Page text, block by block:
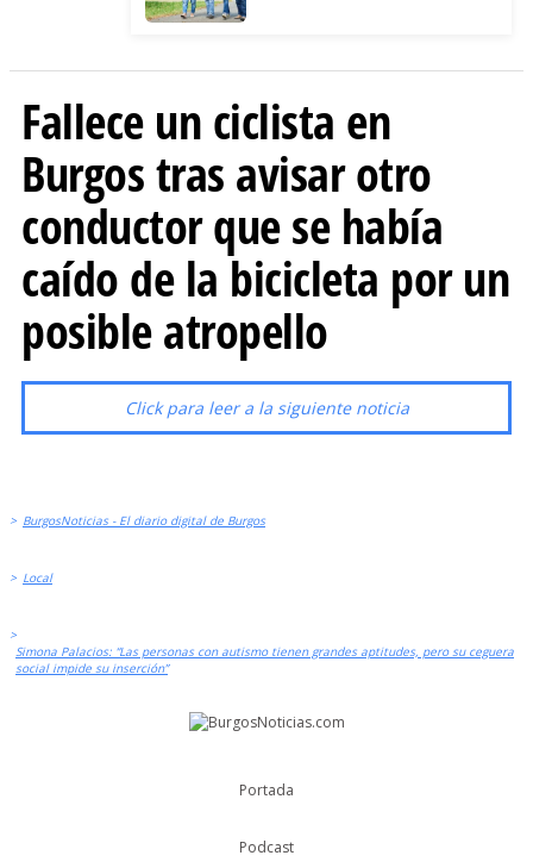
Fallece un ciclista en
Burgos tras avisar otro
conductor que se había
caído de la bicicleta por un
posible atropello
Click para leer a la siguiente noticia
> BurgosNoticias - El diario digital de Burgos
> Local
>
Simona Palacios: “Las personas con autismo tienen grandes aptitudes, pero su ceguera
social impide su inserción”
Portada
Podcast